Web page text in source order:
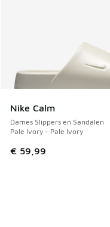
Nike Calm
Dames Slippers en Sandalen
Pale Ivory - Pale Ivory
€ 59,99